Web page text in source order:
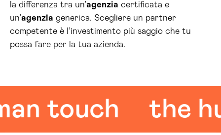
la differenza tra un’agenzia certificata e
un’agenzia generica. Scegliere un partner
competente è l’investimento più saggio che tu
possa fare per la tua azienda.
the